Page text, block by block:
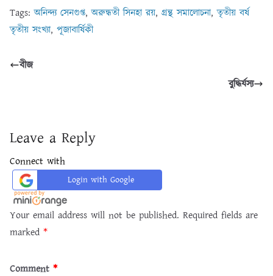
Tags:অনিন্দ্য সেনগুপ্ত,অরুন্ধতী সিনহা রয়, গ্রন্থ সমালোচনা,তৃতীয় বর্ষ
তৃতীয় সংখ্যা, পূজাবার্ষিকী
বীজ
বুদ্ধির্যস্য
Leave a Reply
Connect with
Login with Google
Your email address will not be published. Required fields are
marked *
Comment *